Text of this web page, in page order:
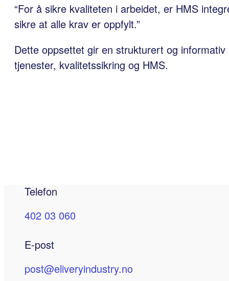
“For å sikre kvaliteten i arbeidet, er HMS
sikre at alle krav er oppfylt.”
Dette oppsettet gir en strukturert og
tjenester, kvalitetssikring og HMS.
Telefon
402 03 060
E-post
post@eliveryindustry.no